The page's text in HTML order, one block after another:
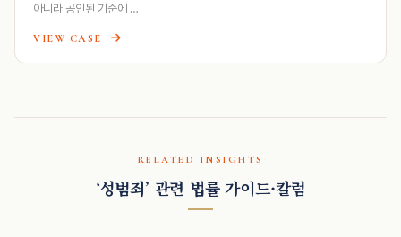
아니라 공인된 기준에 …
VIEW CASE
RELATED INSIGHTS
‘성범죄’ 관련 법률 가이드·칼럼